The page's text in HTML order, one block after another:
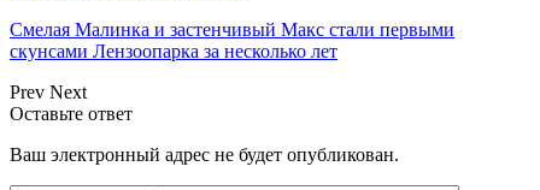
Смелая Малинка и застенчивый Макс стали первыми
скунсами Лензоопарка за несколько лет
Prev Next
Оставьте ответ
Ваш электронный адрес не будет опубликован.